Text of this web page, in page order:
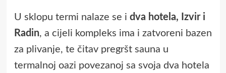
U sklopu termi nalaze se i dva hotela, Izvir i
Radin, a cijeli kompleks ima i zatvoreni bazen
za plivanje, te čitav pregršt sauna u
termalnoj oazi povezanoj sa svoja dva hotela